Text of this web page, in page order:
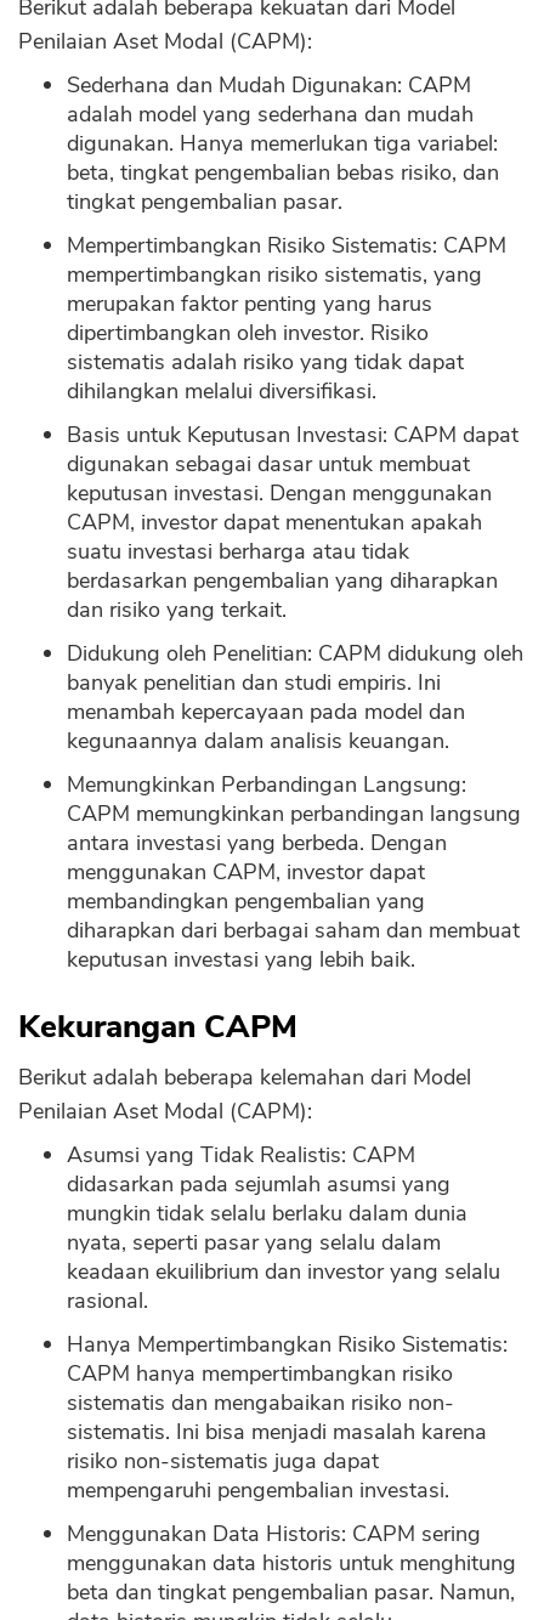
Berikut adalah beberapa kekuatan dari Model
Penilaian Aset Modal (CAPM):
Sederhana dan Mudah Digunakan: CAPM
adalah model yang sederhana dan mudah
digunakan. Hanya memerlukan tiga variabel:
beta, tingkat pengembalian bebas risiko, dan
tingkat pengembalian pasar.
Mempertimbangkan Risiko Sistematis: CAPM
mempertimbangkan risiko sistematis, yang
merupakan faktor penting yang harus
dipertimbangkan oleh investor. Risiko
sistematis adalah risiko yang tidak dapat
dihilangkan melalui diversifikasi.
Basis untuk Keputusan Investasi: CAPM dapat
digunakan sebagai dasar untuk membuat
keputusan investasi. Dengan menggunakan
CAPM, investor dapat menentukan apakah
suatu investasi berharga atau tidak
berdasarkan pengembalian yang diharapkan
dan risiko yang terkait.
Didukung oleh Penelitian: CAPM didukung oleh
banyak penelitian dan studi empiris. Ini
menambah kepercayaan pada model dan
kegunaannya dalam analisis keuangan.
Memungkinkan Perbandingan Langsung:
CAPM memungkinkan perbandingan langsung
antara investasi yang berbeda. Dengan
menggunakan CAPM, investor dapat
membandingkan pengembalian yang
diharapkan dari berbagai saham dan membuat
keputusan investasi yang lebih baik.
Kekurangan CAPM
Berikut adalah beberapa kelemahan dari Model
Penilaian Aset Modal (CAPM):
Asumsi yang Tidak Realistis: CAPM
didasarkan pada sejumlah asumsi yang
mungkin tidak selalu berlaku dalam dunia
nyata, seperti pasar yang selalu dalam
keadaan ekuilibrium dan investor yang selalu
rasional.
Hanya Mempertimbangkan Risiko Sistematis:
CAPM hanya mempertimbangkan risiko
sistematis dan mengabaikan risiko non-
sistematis. Ini bisa menjadi masalah karena
risiko non-sistematis juga dapat
mempengaruhi pengembalian investasi.
Menggunakan Data Historis: CAPM sering
menggunakan data historis untuk menghitung
beta dan tingkat pengembalian pasar. Namun,